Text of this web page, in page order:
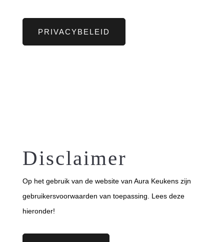
PRIVACYBELEID
Disclaimer
Op het gebruik van de website van Aura Keukens zijn
gebruikersvoorwaarden van toepassing. Lees deze
hieronder!